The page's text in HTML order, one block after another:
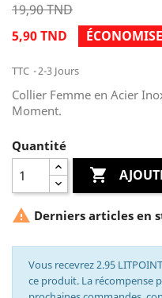
19,90 TND
5,90 TND
TTC 2-3 Jours
Collier Femme en Acier
Moment.
Quantité

 Derniers articles en
Vous recevrez 2.95
ce produit. La récompense